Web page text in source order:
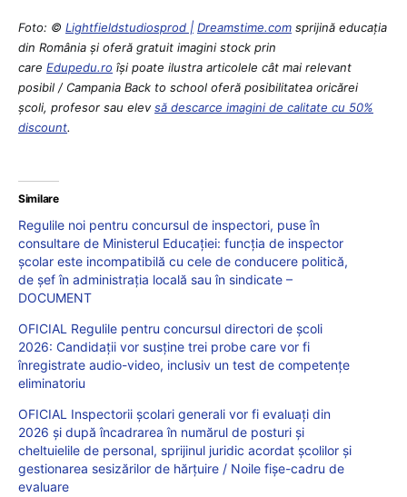
Foto: © Lightfieldstudiosprod | Dreamstime.com sprijină educaţia
din România şi oferă gratuit imagini stock prin
care Edupedu.ro îşi poate ilustra articolele cât mai relevant
posibil / Campania Back to school oferă posibilitatea oricărei
școli, profesor sau elevsă descarce imagini de calitate cu 50%
discount.
Similare
Regulile noi pentru concursul de inspectori, puse în
consultare de Ministerul Educației: funcția de inspector
școlar este incompatibilă cu cele de conducere politică,
de șef în administrația locală sau în sindicate –
DOCUMENT
OFICIAL Regulile pentru concursul directori de școli
2026: Candidații vor susține trei probe care vor fi
înregistrate audio-video, inclusiv un test de competențe
eliminatoriu
OFICIAL Inspectorii școlari generali vor fi evaluați din
2026 și după încadrarea în numărul de posturi și
cheltuielile de personal, sprijinul juridic acordat școlilor și
gestionarea sesizărilor de hărțuire / Noile fișe-cadru de
evaluare